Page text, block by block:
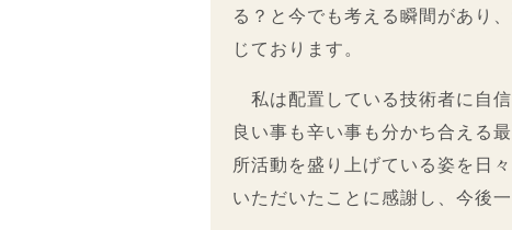
る？と今でも考える瞬間があり
じております。
私は配置している技術者に自
良い事も辛い事も分かち合える
所活動を盛り上げている姿を日
いただいたことに感謝し、今後